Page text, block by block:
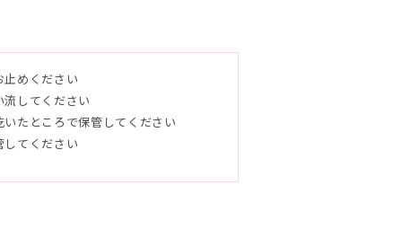
香りにこだわった石鹸です。肌の弱い
することをおすすめします。
めください
してください
たところで保管してください
てください